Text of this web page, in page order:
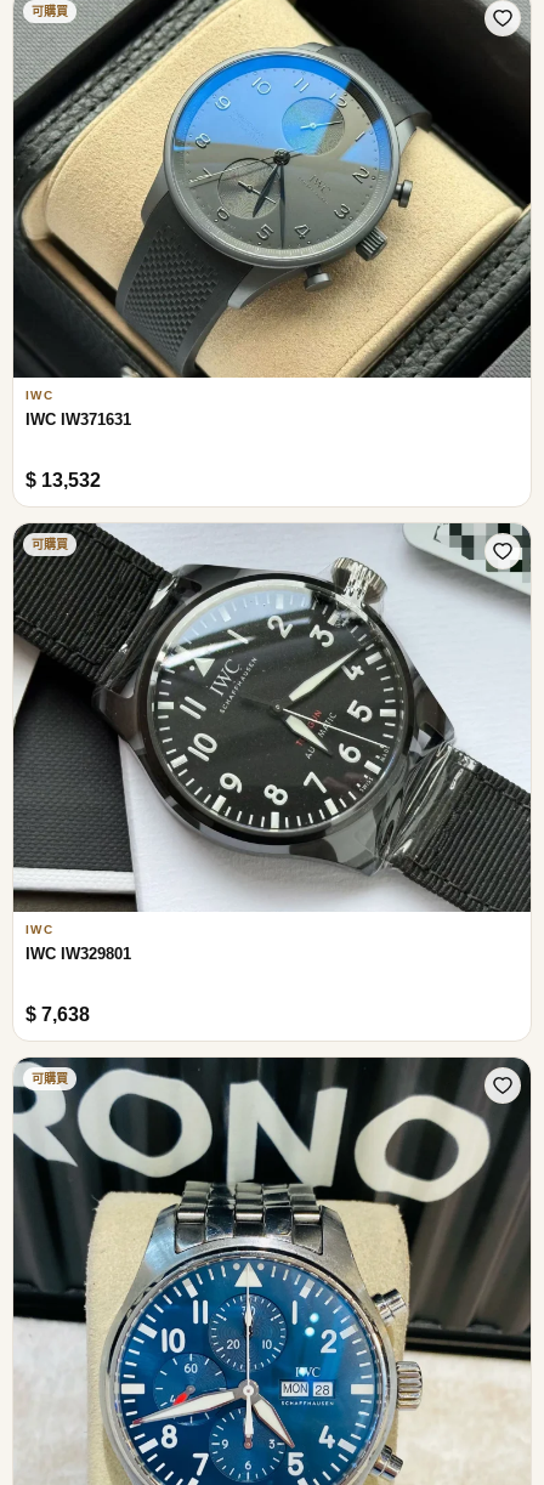
可購買
IWC
IWC IW371631
$ 13,532
可購買
IWC
IWC IW329801
$ 7,638
可購買